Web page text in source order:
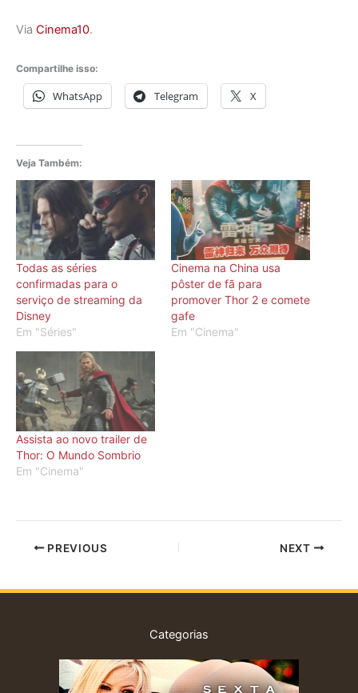
Via Cinema10.
Compartilhe isso:
WhatsApp Telegram X
Veja Também:
Todas as séries
confirmadas para o
serviço de streaming da
Disney
Em "Séries"
Cinema na China usa
pôster de fã para
promover Thor 2 e comete
gafe
Em "Cinema"
Assista ao novo trailer de
Thor: O Mundo Sombrio
Em "Cinema"
PREVIOUS NEXT
Categorias